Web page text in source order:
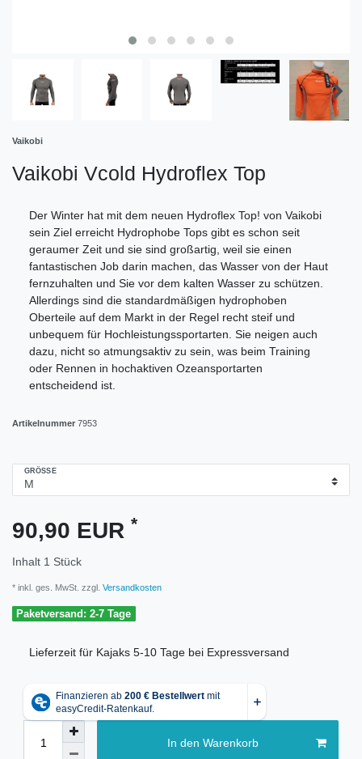
Vaikobi
Vaikobi Vcold Hydroflex Top
Der Winter hat mit dem neuen Hydroflex Top! von Vaikobi
sein Ziel erreicht Hydrophobe Tops gibt es schon seit
geraumer Zeit und sie sind großartig, weil sie einen
fantastischen Job darin machen, das Wasser von der Haut
fernzuhalten und Sie vor dem kalten Wasser zu schützen.
Allerdings sind die standardmäßigen hydrophoben
Oberteile auf dem Markt in der Regel recht steif und
unbequem für Hochleistungssportarten. Sie neigen auch
dazu, nicht so atmungsaktiv zu sein, was beim Training
oder Rennen in hochaktiven Ozeansportarten
entscheidend ist.
Artikelnummer 7953
GRÖSSE
90,90 EUR *
Inhalt 1 Stück
* inkl. ges. MwSt. zzgl. Versandkosten
Paketversand: 2-7 Tage
Lieferzeit für Kajaks 5-10 Tage bei Expressversand
In den Warenkorb